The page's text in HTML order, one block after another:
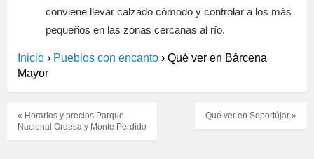
conviene llevar calzado cómodo y controlar a los más
pequeños en las zonas cercanas al río.
Inicio › Pueblos con encanto › Qué ver en Bárcena
Mayor
Qué ver en Soportújar »
« Horarios y precios Parque
Nacional Ordesa y Monte Perdido